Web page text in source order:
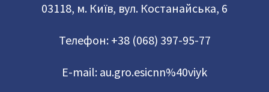
03118, м. Київ, вул. Костанайська, 6
Телефон: +38 (068) 397-95-77
E-mail: au.gro.esicnn%40viyk